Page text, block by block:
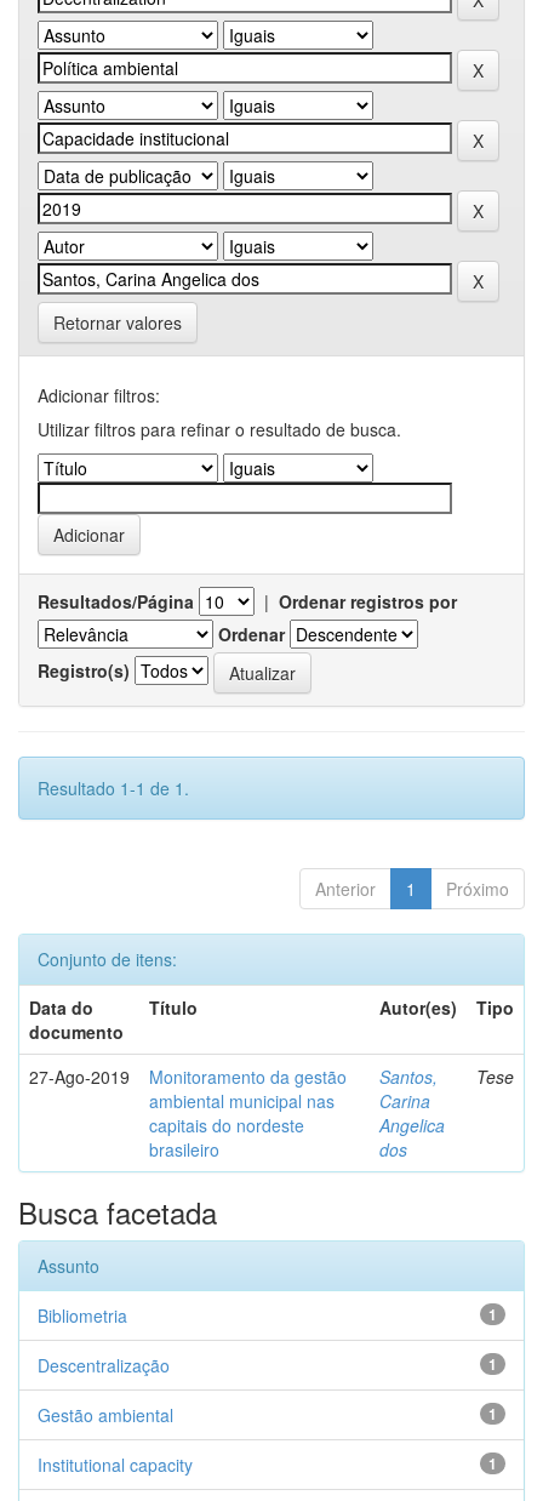
Retornar valores
Adicionar filtros:
Utilizar filtros para refinar o resultado de busca.
Resultados/Página | Ordenar registros por
Ordenar
Registro(s)
Resultado 1-1 de 1.
Anterior 1 Próximo
Conjunto de itens:
Data do
documento
Título Autor(es) Tipo
27-Ago-2019
Monitoramento da gestão
ambiental municipal nas
capitais do nordeste
brasileiro
Santos,
Carina
Angelica
dos
Tese
Busca facetada
Assunto
1
Bibliometria
1
Descentralização
1
Gestão ambiental
1
Institutional capacity